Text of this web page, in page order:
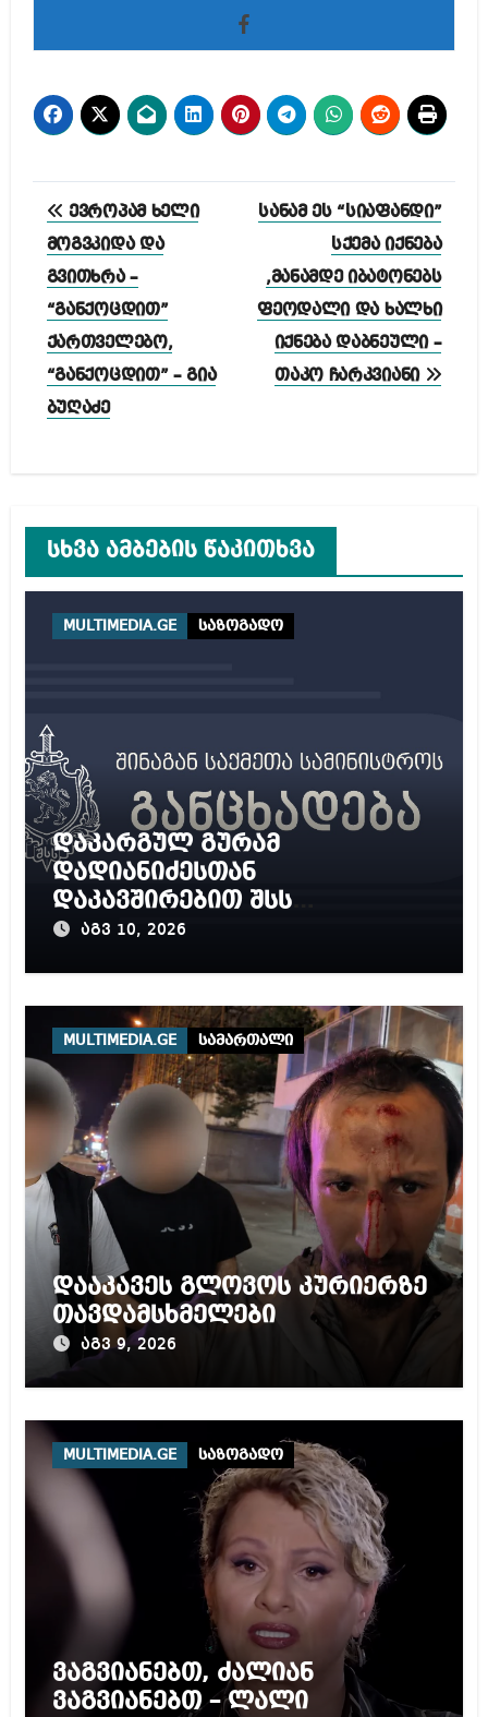
პოსტის
ნავიგაცია
ევროპამ ხელი
მოგვკიდა და
გვითხრა –
“განქოცდით”
ქართველებო,
“განქოცდით” – გია
ბუღაძე
სანამ ეს “სიაფანდი”
სქემა იქნება
,მანამდე იბატონებს
ფეოდალი და ხალხი
იქნება დაბნეული –
თაკო ჩარკვიანი
სხვა ამბების წაკითხვა
MULTIMEDIA.GE საზოგადო
დაკარგულ გურამ
დადიანიძესთან
დაკავშირებით შსს
განცხადებას ავრცელებს
აგვ 10, 2026
MULTIMEDIA.GE სამართალი
დააკავეს გლოვოს კურიერზე
თავდამსხმელები
აგვ 9, 2026
MULTIMEDIA.GE საზოგადო
ვაგვიანებთ, ძალიან
ვაგვიანებთ – ლალი